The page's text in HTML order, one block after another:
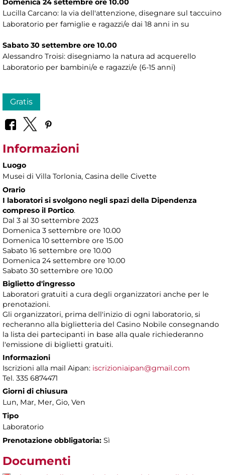
Domenica 24 settembre ore 10.00
Lucilla Carcano: la via dell'attenzione, disegnare sul taccuino
Laboratorio per famiglie e ragazzi/e dai 18 anni in su
Sabato 30 settembre ore 10.00
Alessandro Troisi: disegniamo la natura ad acquerello
Laboratorio per bambini/e e ragazzi/e (6-15 anni)
Gratis
Informazioni
Luogo
Musei di Villa Torlonia, Casina delle Civette
Orario
I laboratori si svolgono negli spazi della Dipendenza
compreso il Portico.
Dal 3 al 30 settembre 2023
Domenica 3 settembre ore 10.00
Domenica 10 settembre ore 15.00
Sabato 16 settembre ore 10.00
Domenica 24 settembre ore 10.00
Sabato 30 settembre ore 10.00
Biglietto d'ingresso
Laboratori gratuiti a cura degli organizzatori anche per le
prenotazioni.
Gli organizzatori, prima dell'inizio di ogni laboratorio, si
recheranno alla biglietteria del Casino Nobile consegnando
la lista dei partecipanti in base alla quale richiederanno
l'emissione di biglietti gratuiti.
Informazioni
Iscrizioni alla mail Aipan: iscrizioniaipan@gmail.com
Tel. 335 6874471
Giorni di chiusura
Lun, Mar, Mer, Gio, Ven
Tipo
Laboratorio
Prenotazione obbligatoria: Sì
Documenti